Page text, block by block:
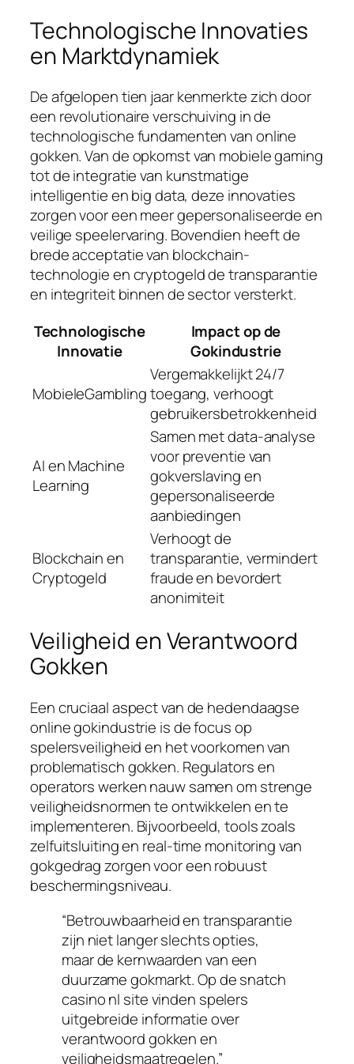
Technologische Innovaties
en Marktdynamiek
De afgelopen tien jaar kenmerkte zich door
een revolutionaire verschuiving in de
technologische fundamenten van online
gokken. Van de opkomst van mobiele gaming
tot de integratie van kunstmatige
intelligentie en big data, deze innovaties
zorgen voor een meer gepersonaliseerde en
veilige speelervaring. Bovendien heeft de
brede acceptatie van blockchain-
technologie en cryptogeld de transparantie
en integriteit binnen de sector versterkt.
Technologische
Innovatie
Impact op de
Gokindustrie
MobieleGambling
Vergemakkelijkt 24/7
toegang, verhoogt
gebruikersbetrokkenheid
AI en Machine
Learning
Samen met data-analyse
voor preventie van
gokverslaving en
gepersonaliseerde
aanbiedingen
Blockchain en
Cryptogeld
Verhoogt de
transparantie, vermindert
fraude en bevordert
anonimiteit
Veiligheid en Verantwoord
Gokken
Een cruciaal aspect van de hedendaagse
online gokindustrie is de focus op
spelersveiligheid en het voorkomen van
problematisch gokken. Regulators en
operators werken nauw samen om strenge
veiligheidsnormen te ontwikkelen en te
implementeren. Bijvoorbeeld, tools zoals
zelfuitsluiting en real-time monitoring van
gokgedrag zorgen voor een robuust
beschermingsniveau.
“Betrouwbaarheid en transparantie
zijn niet langer slechts opties,
maar de kernwaarden van een
duurzame gokmarkt. Op de snatch
casino nl site vinden spelers
uitgebreide informatie over
verantwoord gokken en
veiligheidsmaatregelen.”